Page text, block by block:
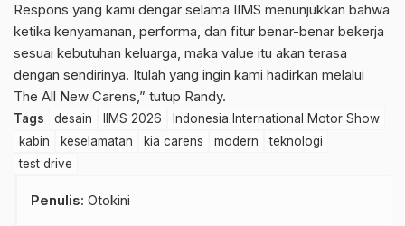
Respons yang kami dengar selama IIMS menunjukkan bahwa
ketika kenyamanan, performa, dan fitur benar-benar bekerja
sesuai kebutuhan keluarga, maka value itu akan terasa
dengan sendirinya. Itulah yang ingin kami hadirkan melalui
The All New Carens,” tutup Randy.
Tags desain IIMS 2026
Indonesia International Motor Show
kabin
keselamatan kia carens modern
teknologi
test drive
Penulis: Otokini